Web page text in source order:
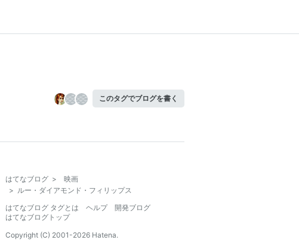
このタグでブログを書く
はてなブログ >
映画
> ルー・ダイアモンド・フィリップス
はてなブログ タグとは
ヘルプ
開発ブログ
はてなブログトップ
Copyright (C) 2001-2026 Hatena.